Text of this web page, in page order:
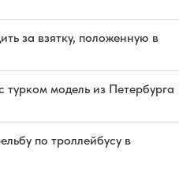
за взятку, положенную в
модель из Петербурга
по троллейбусу в